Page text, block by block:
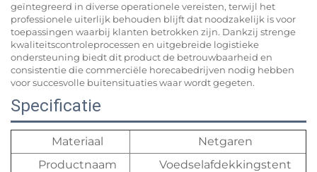
geïntegreerd in diverse operationele vereisten, terwijl het
professionele uiterlijk behouden blijft dat noodzakelijk is voor
toepassingen waarbij klanten betrokken zijn. Dankzij strenge
kwaliteitscontroleprocessen en uitgebreide logistieke
ondersteuning biedt dit product de betrouwbaarheid en
consistentie die commerciële horecabedrijven nodig hebben
voor succesvolle buitensituaties waar wordt gegeten.
Specificatie
Materiaal
Netgaren
Productnaam
Voedselafdekkingstent